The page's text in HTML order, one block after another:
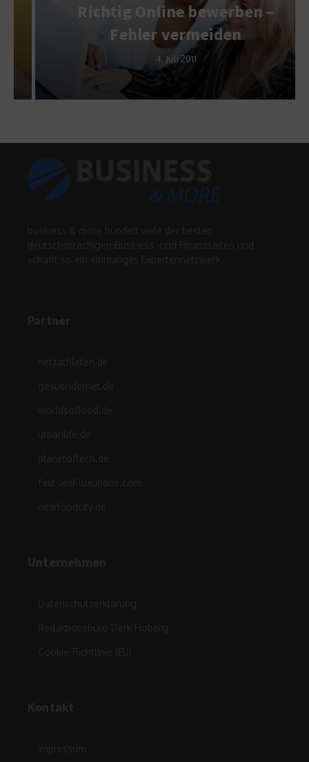
Richtig Online bewerben –
Fehler vermeiden
4. Juli 2011
business & more bündelt viele der besten
deutschsprachigen Business -und Finanzseiten und
schafft so ein einmaliges Expertennetzwerk.
Partner
netzathleten.de
gesuendernet.de
worldsoffood.de
urbanlife.de
planetoftech.de
fast-and-luxurious.com
newfoodcity.de
Unternehmen
Datenschutzerklärung
Redaktionsbüro Derk Hoberg
Cookie-Richtlinie (EU)
Kontakt
Impressum